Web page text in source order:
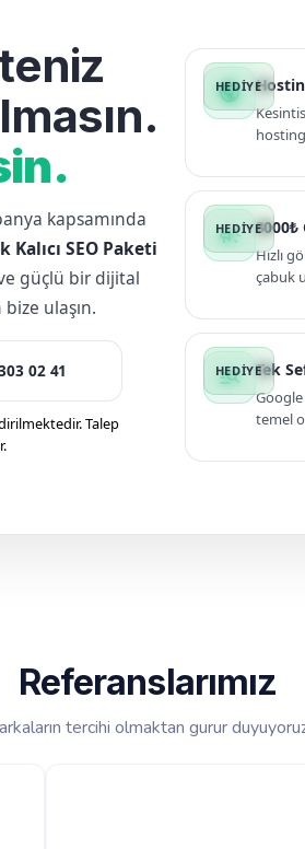
kapsamında
Kalıcı SEO Paketi
güçlü bir dijital
ulaşın.
02 41
Talep
public
campaign
Hızlı
çabuk
manage_search Tek
temel
Referanslarımız
tercihi olmaktan gurur